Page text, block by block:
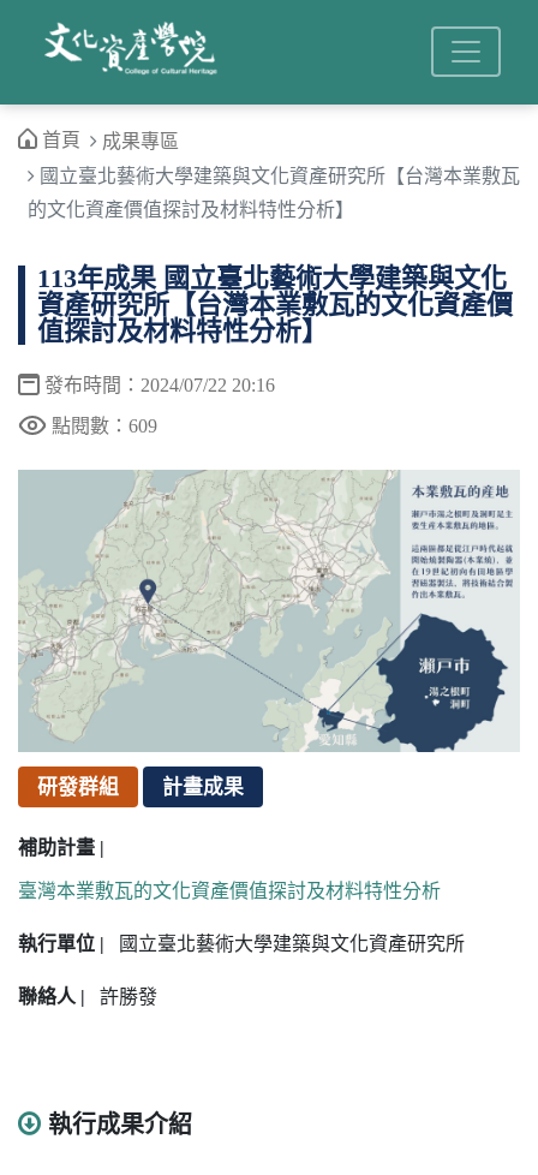
首頁
成果專區
國立臺北藝術大學建築與文化資產研究所【台灣本業敷瓦
的文化資產價值探討及材料特性分析】
113年成果 國立臺北藝術大學建築與文化
資產研究所【台灣本業敷瓦的文化資產價
值探討及材料特性分析】
發布時間：2024/07/22 20:16
點閱數：609
研發群組 計畫成果
補助計畫 |
臺灣本業敷瓦的文化資產價值探討及材料特性分析
執行單位 | 國立臺北藝術大學建築與文化資產研究所
聯絡人 | 許勝發
執行成果介紹